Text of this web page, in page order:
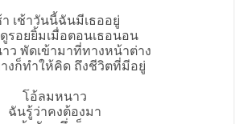
า เช้าวันนี้ฉันมีเธออยู่
รอยยิ้มเมื่อตอนเธอนอน
ว พัดเข้ามาที่ทางหน้าต่าง
งก็ทำให้คิด ถึงชีวิตที่มีอยู่
โอ้ลมหนาว
ฉันรู้ว่าคงต้องมา